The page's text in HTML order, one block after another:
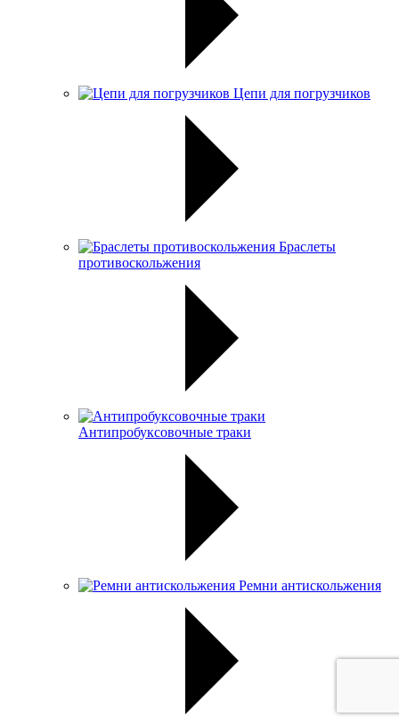
Цепи для погрузчиков
Браслеты
противоскольжения
Антипробуксовочные траки
Ремни антискольжения